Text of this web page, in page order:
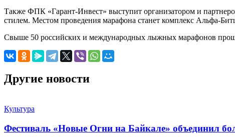
Также ФПК «Гарант-Инвест» выступит организатором и
стилем. Местом проведения марафона станет комплекс Альфа-
Свыше 50 российских и международных лыжных марафонов
Другие новости
Культура
Фестиваль «Новые Огни на Байкале» объединил